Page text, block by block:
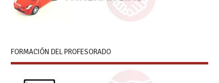
FORMACIÓN DEL PROFESORADO